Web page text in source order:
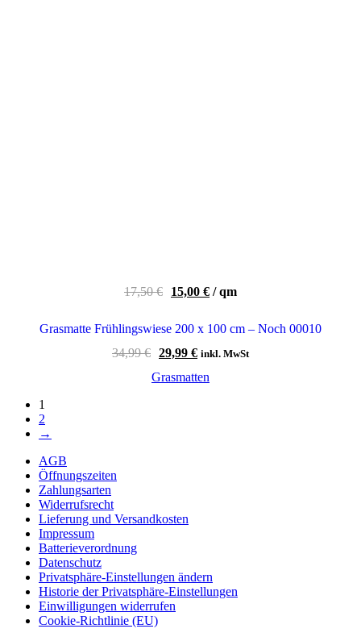
17,50€ 15,00 € /qm
Grasmatte Frühlingswiese 200 x 100 cm – Noch 00010
34,99€ Ursprünglicher
war:
29,99 €Aktueller
ist:
inkl. MwSt
Grasmatten
1
2
→
AGB
Öffnungszeiten
Zahlungsarten
Widerrufsrecht
Lieferung und Versandkosten
Impressum
Batterieverordnung
Datenschutz
Privatsphäre-Einstellungen ändern
Historie der Privatsphäre-Einstellungen
Einwilligungen widerrufen
Cookie-Richtlinie (EU)